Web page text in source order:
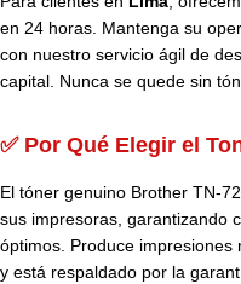
en 24 horas. Mantenga su
con nuestro servicio ágil de
capital. Nunca se quede sin
✅ Por Qué Elegir el
El tóner genuino Brother TN-
sus impresoras, garantizando
óptimos. Produce
y está respaldado por la